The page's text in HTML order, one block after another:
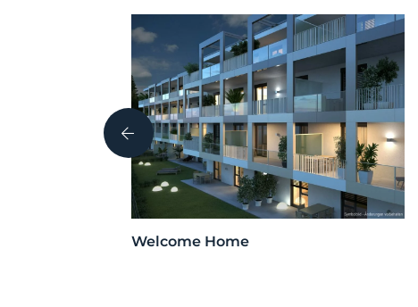
Welcome Home